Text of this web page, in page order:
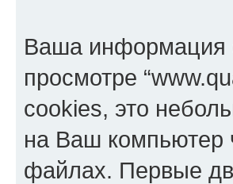
Ваша информация
просмотре
cookies, это
на Ваш компьютер
файлах. Первые